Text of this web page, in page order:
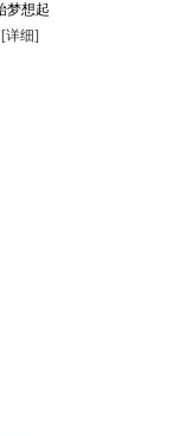
梦想起
[详细]